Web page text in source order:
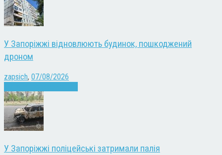
У Запоріжжі відновлюють будинок, пошкоджений
дроном
zapsich, 07/08/2026
У Запоріжжі поліцейські затримали палія